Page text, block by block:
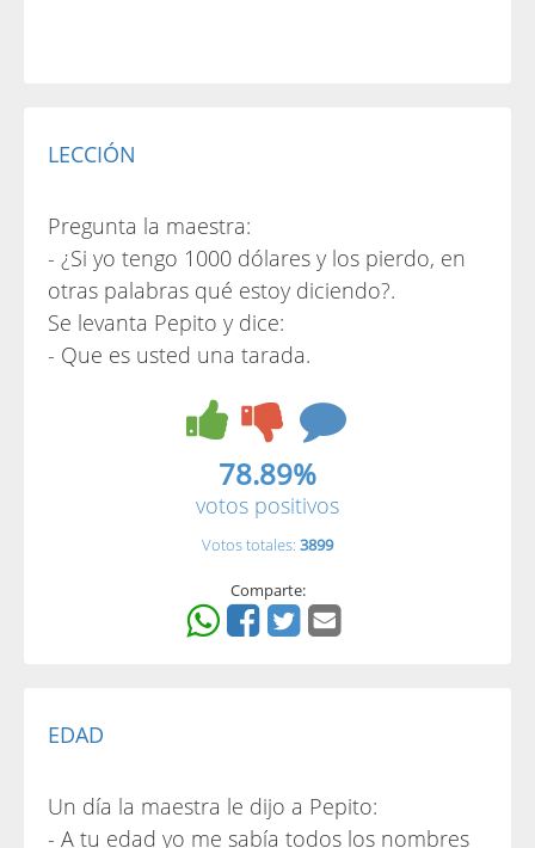
LECCIÓN
Pregunta la maestra:
- ¿Si yo tengo 1000 dólares y los pierdo, en
otras palabras qué estoy diciendo?.
Se levanta Pepito y dice:
- Que es usted una tarada.
78.89%
votos positivos
Votos totales: 3899
Comparte:
EDAD
Un día la maestra le dijo a Pepito:
- A tu edad yo me sabía todos los nombres